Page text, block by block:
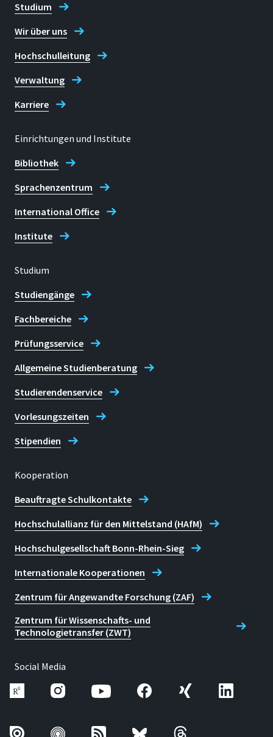
Studium
Wir über uns
Hochschulleitung
Verwaltung
Karriere
Einrichtungen und Institute
Bibliothek
Sprachenzentrum
International Office
Institute
Studium
Studiengänge
Fachbereiche
Prüfungsservice
Allgemeine Studienberatung
Studierendenservice
Vorlesungszeiten
Stipendien
Kooperation
Beauftragte Schulkontakte
Hochschulallianz für den Mittelstand (HAfM)
Hochschulgesellschaft Bonn-Rhein-Sieg
Internationale Kooperationen
Zentrum für Angewandte Forschung (ZAF)
Zentrum für Wissenschafts- und
Technologietransfer (ZWT)
Social Media